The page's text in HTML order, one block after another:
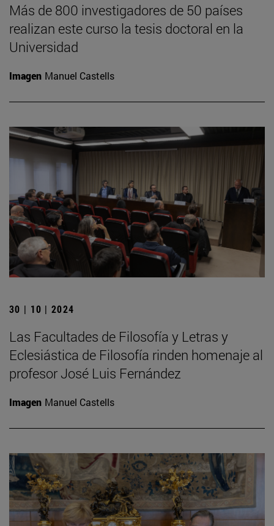
Más de 800 investigadores de 50 países
realizan este curso la tesis doctoral en la
Universidad
Imagen Manuel Castells
30 | 10 | 2024
Las Facultades de Filosofía y Letras y
Eclesiástica de Filosofía rinden homenaje al
profesor José Luis Fernández
Imagen Manuel Castells